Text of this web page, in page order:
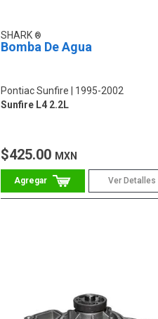
SHARK
Bomba De Agua
Pontiac Sunfire
1995-2002
Sunfire L4 2.2L
$425.00 MXN
Ver Detalles